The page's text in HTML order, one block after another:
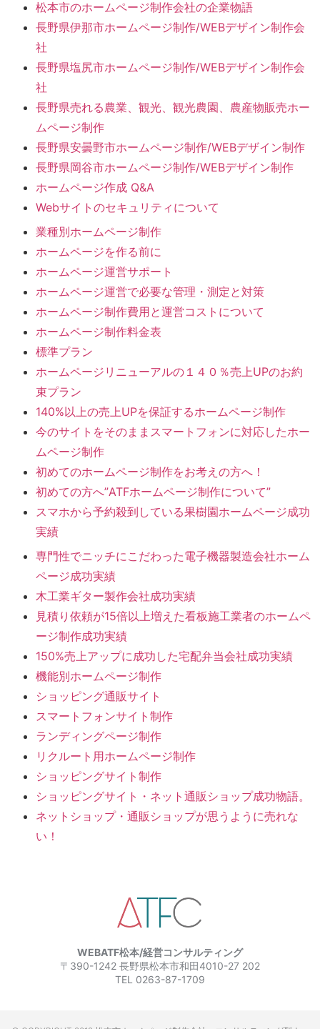
松本市のホームページ制作会社の企業物語
長野県伊那市ホームページ制作/WEBデザイン制作会
社
長野県塩尻市ホームページ制作/WEBデザイン制作会
社
長野県売れる農業、観光、観光農園、農産物販売ホー
ムページ制作
長野県安曇野市ホームページ制作/WEBデザイン制作
長野県岡谷市ホームページ制作/WEBデザイン制作
ホームページ作成 Q&A
Webサイトのセキュリティについて
業種別ホームページ制作
ホームページを作る前に
ホームページ運営サポート
ホームページ運営で必要な管理・測定と対策
ホームページ制作費用と運営コストについて
ホームページ制作料金表
標準プラン
ホームページリニューアルの１４０％売上UPのお約
束プラン
140%以上の売上UPを保証するホームページ制作
今のサイトをそのままスマートフォンに対応したホー
ムページ制作
初めてのホームページ制作をお考えの方へ！
初めての方へ”ATFホームページ制作について”
スマホから予約殺到している果樹園ホームページ成功
実績
専門性でニッチにこだわった電子機器製造会社ホーム
ページ成功実績
木工業ギター製作会社成功実績
見積り依頼が15倍以上増えた看板施工業者のホームペ
ージ制作成功実績
150%売上アップに成功した宅配弁当会社成功実績
機能別ホームページ制作
ショッピング通販サイト
スマートフォンサイト制作
ランディングページ制作
リクルート用ホームページ制作
ショッピングサイト制作
ショッピングサイト・ネット通販ショップ成功物語。
ネットショップ・通販ショップが思うように売れな
い！
WEBATF松本/経営コンサルティング
〒390-1242 長野県松本市和田4010-27 202
TEL 0263-87-1709